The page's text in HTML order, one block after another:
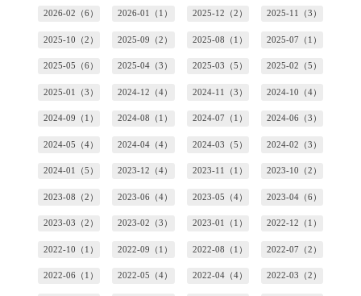
2026-02（6） 2026-01（1） 2025-12（2） 2025-11（3）
2025-10（2） 2025-09（2） 2025-08（1） 2025-07（1）
2025-05（6） 2025-04（3） 2025-03（5） 2025-02（5）
2025-01（3） 2024-12（4） 2024-11（3） 2024-10（4）
2024-09（1） 2024-08（1） 2024-07（1） 2024-06（3）
2024-05（4） 2024-04（4） 2024-03（5） 2024-02（3）
2024-01（5） 2023-12（4） 2023-11（1） 2023-10（2）
2023-08（2） 2023-06（4） 2023-05（4） 2023-04（6）
2023-03（2） 2023-02（3） 2023-01（1） 2022-12（1）
2022-10（1） 2022-09（1） 2022-08（1） 2022-07（2）
2022-06（1） 2022-05（4） 2022-04（4） 2022-03（2）